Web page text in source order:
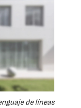
de líneas